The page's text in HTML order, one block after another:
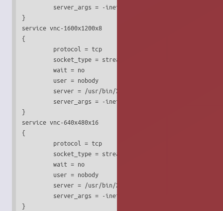
server_args = -inetd -query localhost -once -
}
service vnc-1600x1200x8
{
         protocol = tcp
         socket_type = stream
         wait = no
         user = nobody
         server = /usr/bin/Xvnc
server_args = -inetd -query localhost -once -
}
service vnc-640x480x16
{
         protocol = tcp
         socket_type = stream
         wait = no
         user = nobody
         server = /usr/bin/Xvnc
server_args = -inetd -query localhost -once -
}